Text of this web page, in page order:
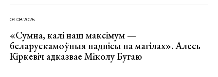
04.08.2026
«Сумна, калі наш максімум —
беларускамоўныя надпісы на магілах». Алесь
Кіркевіч адказвае Міколу Бугаю